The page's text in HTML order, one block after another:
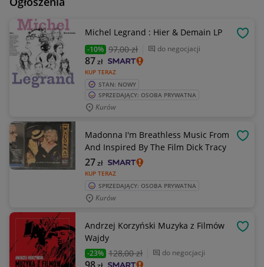
Michel Legrand : Hier & Demain LP
-10% 97,00 zł do negocjacji
KUP TERAZ
87zł
STAN: NOWY
SPRZEDAJĄCY: OSOBA PRYWATNA
Kurów
Madonna I'm Breathless Music From
And Inspired By The Film Dick Tracy
KUP TERAZ
27zł
SPRZEDAJĄCY: OSOBA PRYWATNA
Kurów
Andrzej Korzyński Muzyka z Filmów
Wajdy
-23% 128,00 zł do negocjacji